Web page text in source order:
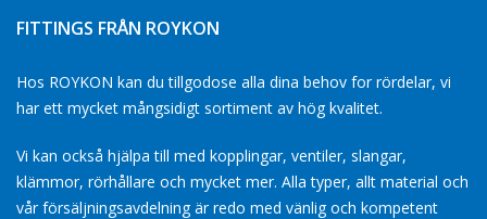
FITTINGS FRÅN ROYKON
Hos ROYKON kan du tillgodose alla dina behov for rördelar, vi
har ett mycket mångsidigt sortiment av hög kvalitet.
Vi kan också hjälpa till med kopplingar, ventiler, slangar,
klämmor, rörhållare och mycket mer. Alla typer, allt material och
vår försäljningsavdelning är redo med vänlig och kompetent